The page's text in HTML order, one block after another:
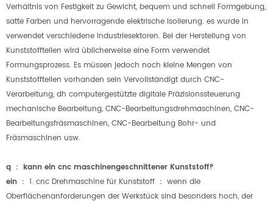
Verhältnis von Festigkeit zu Gewicht, bequem und schnell Formgebung,
satte Farben und hervorragende elektrische Isolierung. es wurde in
verwendet verschiedene Industriesektoren. Bei der Herstellung von
Kunststoffteilen wird üblicherweise eine Form verwendet
Formungsprozess. Es müssen jedoch noch kleine Mengen von
Kunststoffteilen vorhanden sein Vervollständigt durch CNC-
Verarbeitung, dh computergestützte digitale Präzisionssteuerung
mechanische Bearbeitung, CNC-Bearbeitungsdrehmaschinen, CNC-
Bearbeitungsfräsmaschinen, CNC-Bearbeitung Bohr- und
Fräsmaschinen usw.
q ： kann ein cnc maschinengeschnittener Kunststoff?
ein ： 1. cnc Drehmaschine für Kunststoff ： wenn die
Oberflächenanforderungen der Werkstück sind besonders hoch, der